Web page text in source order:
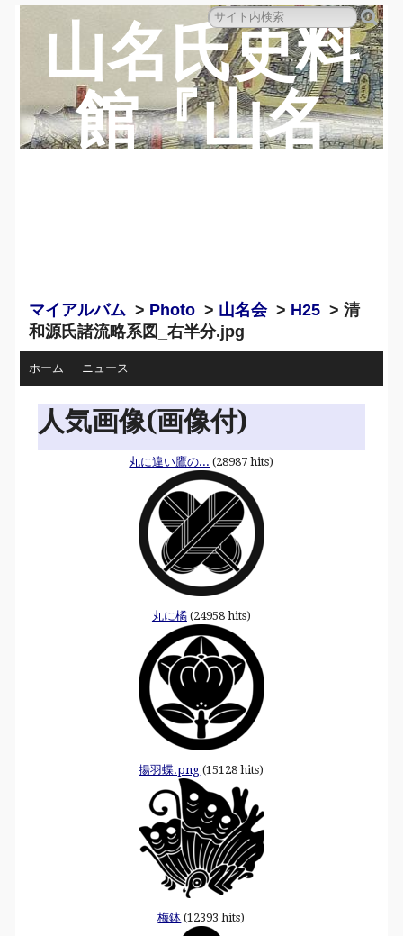
山名氏史料
館『山名
マイアルバム > Photo > 山名会> H25 > 清
和源氏諸流略系図_右半分.jpg
ホーム ニュース
人気画像(画像付)
丸に違い鷹の... (28987 hits)
丸に橘(24958 hits)
揚羽蝶.png (15128 hits)
梅鉢 (12393 hits)